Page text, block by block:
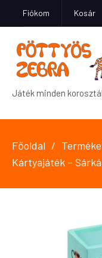
Fiókom Kosár
Játék minden
Főoldal
Kártyajáték –